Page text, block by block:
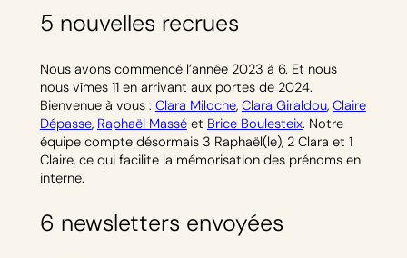
5 nouvelles recrues
Nous avons commencé l’année 2023 à 6. Et nous
nous vîmes 11 en arrivant aux portes de 2024.
Bienvenue à vous : Clara Miloche, Clara Giraldou, Claire
Dépasse, Raphaël Masséet Brice Boulesteix. Notre
équipe compte désormais 3 Raphaël(le), 2 Clara et 1
Claire, ce qui facilite la mémorisation des prénoms en
interne.
6 newsletters envoyées